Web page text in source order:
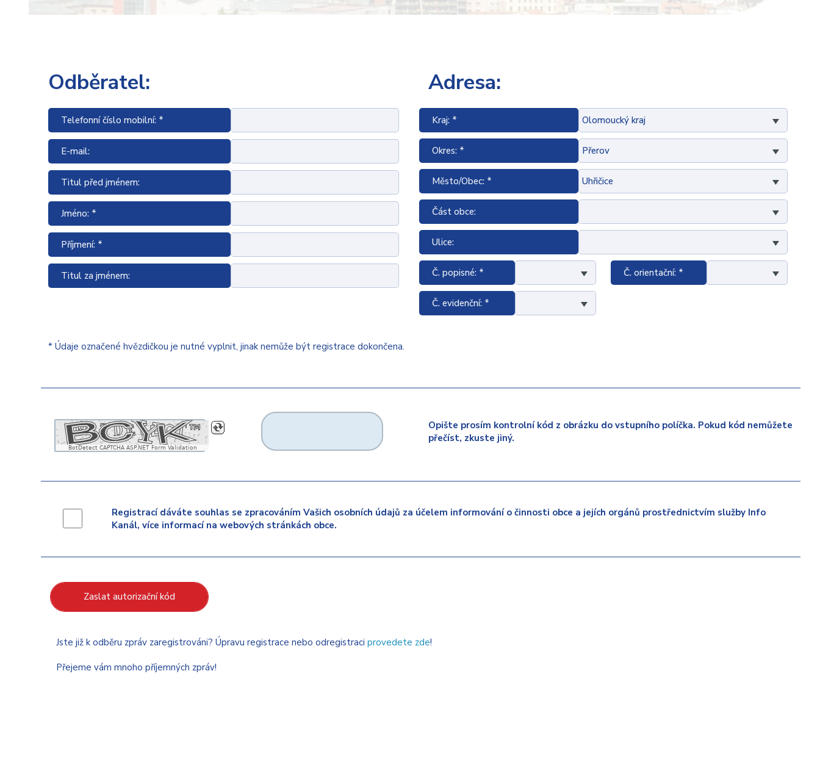
Odběratel:
Telefonní číslo mobilní: *
E-mail:
Titul před jménem:
Jméno: *
Příjmení: *
Titul za jménem:
Adresa:
Kraj: *
Okres: *
Město/Obec: *
Část obce:
Ulice:
Č. popisné: * Č. orientační: *
Č. evidenční: *
* Údaje označené hvězdičkou je nutné vyplnit, jinak nemůže být registrace dokončena.
BotDetect CAPTCHA ASP.NET Form Validation
Opište prosím kontrolní kód z obrázku do vstupního políčka. Pokud kód nemůžete
přečíst, zkuste jiný.
Registrací dáváte souhlas se zpracováním Vašich osobních údajů za účelem informování o činnosti obce a jejích orgánů prostřednictvím služby Info
Kanál, více informací na webových stránkách obce.
Zaslat autorizační kód
Jste již k odběru zpráv zaregistrováni? Úpravu registrace nebo odregistraci provedete zde!
Přejeme vám mnoho příjemných zpráv!